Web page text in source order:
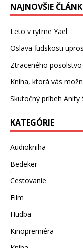
NAJNOVŠIE
Leto v rytme Yael
Oslava ľudskosti
Ztraceného posolstvo
Kniha, ktorá vás
Skutočný príbeh Anity
KATEGÓRIE
Audiokniha
Bedeker
Cestovanie
Film
Hudba
Kinopremiéra